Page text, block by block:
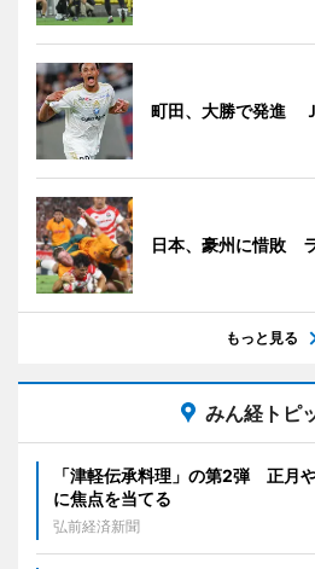
町田、大勝で発進
日本、豪州に惜敗
もっと見る
みん経トピ
「津軽伝承料理」の第2弾 正月
に焦点を当てる
弘前経済新聞